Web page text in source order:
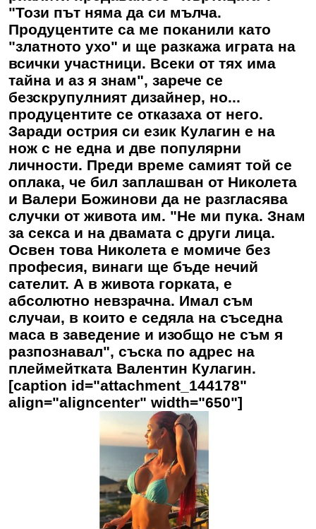
"Този път няма да си мълча.
Продуцентите са ме поканили като
"златното ухо" и ще разкажа играта на
всички участници. Всеки от тях има
тайна и аз я знам", зарече се
безскрупулният дизайнер, но...
продуцентите се отказаха от него.
Заради острия си език Кулагин е на
нож с не една и две популярни
личности. Преди време самият той се
оплака, че бил заплашван от Николета
и Валери Божинови да не разгласява
случки от живота им. "Не ми пука. Знам
за секса и на двамата с други лица.
Освен това Николета е момиче без
професия, винаги ще бъде нечий
сателит. А в живота горката, е
абсолютно невзрачна. Имал съм
случаи, в които е седяла на съседна
маса в заведение и изобщо не съм я
разпознавал", съска по адрес на
плеймейтката Валентин Кулагин.
[caption id="attachment_144178"
align="aligncenter" width="650"]